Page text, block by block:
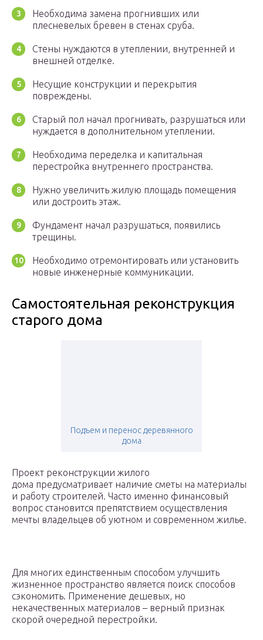
Необходима замена прогнивших или
плесневелых бревен в стенах сруба.
Стены нуждаются в утеплении, внутренней и
внешней отделке.
Несущие конструкции и перекрытия
повреждены.
Старый пол начал прогнивать, разрушаться или
нуждается в дополнительном утеплении.
Необходима переделка и капитальная
перестройка внутреннего пространства.
Нужно увеличить жилую площадь помещения
или достроить этаж.
Фундамент начал разрушаться, появились
трещины.
Необходимо отремонтировать или установить
новые инженерные коммуникации.
Самостоятельная реконструкция
старого дома
Подъем и перенос деревянного
дома
Проект реконструкции жилого
дома предусматривает наличие сметы на материалы
и работу строителей. Часто именно финансовый
вопрос становится препятствием осуществления
мечты владельцев об уютном и современном жилье.
Для многих единственным способом улучшить
жизненное пространство является поиск способов
сэкономить. Применение дешевых, но
некачественных материалов – верный признак
скорой очередной перестройки.